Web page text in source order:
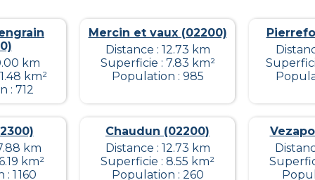
km
km²
: 712
Mercin et vaux (02200)
Distance : 12.73 km
Superficie : 7.83 km²
Population : 985
km
km²
1 160
Chaudun (02200)
Distance : 12.73 km
Superficie : 8.55 km²
Population : 260